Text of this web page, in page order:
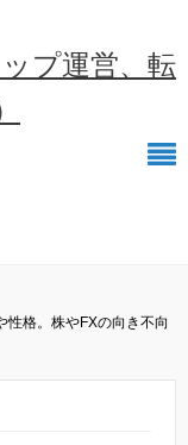
プ運営、転
性格。株やFXの向き不向